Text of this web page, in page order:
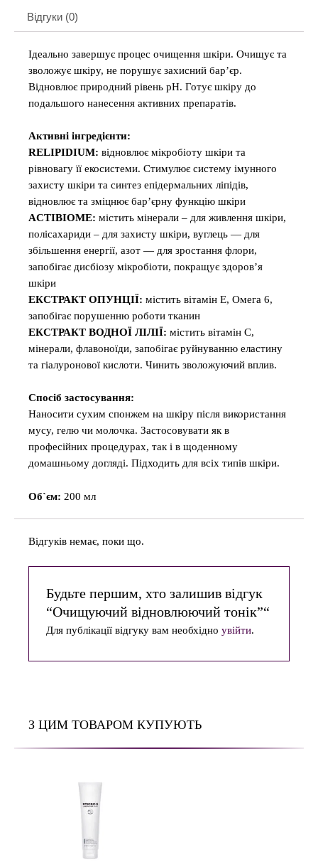
Відгуки (0)
Ідеально завершує процес очищення шкіри. Очищує та
зволожує шкіру, не порушує захисний бар’єр.
Відновлює природний рівень рН. Готує шкіру до
подальшого нанесення активних препаратів.
Активні інгредієнти:
RELIPIDIUM: відновлює мікробіоту шкіри та
рівновагу її екосистеми. Стимулює систему імунного
захисту шкіри та синтез епідермальних ліпідів,
відновлює та зміцнює бар’єрну функцію шкіри
ACTIBIOME: містить мінерали – для живлення шкіри,
полісахариди – для захисту шкіри, вуглець — для
збільшення енергії, азот — для зростання флори,
запобігає дисбіозу мікробіоти, покращує здоров’я
шкіри
ЕКСТРАКТ ОПУНЦІЇ: містить вітамін Е, Омега 6,
запобігає порушенню роботи тканин
ЕКСТРАКТ ВОДНОЇ ЛІЛІЇ: містить вітамін С,
мінерали, флавоноїди, запобігає руйнуванню еластину
та гіалуронової кислоти. Чинить зволожуючий вплив.
Спосіб застосування:
Наносити сухим спонжем на шкіру після використання
мусу, гелю чи молочка. Застосовувати як в
професійних процедурах, так і в щоденному
домашньому догляді. Підходить для всіх типів шкіри.
Об`єм: 200 мл
Відгуків немає, поки що.
Будьте першим, хто залишив відгук
“Очищуючий відновлюючий тонік”“
Для публікації відгуку вам необхідноувійти.
З ЦИМ ТОВАРОМ КУПУЮТЬ